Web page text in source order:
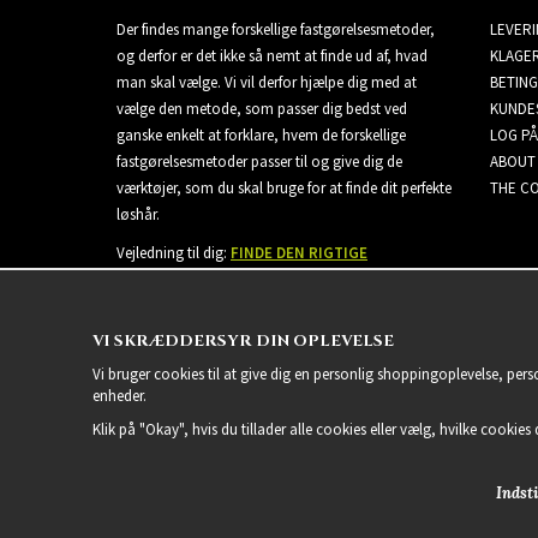
Der findes mange forskellige fastgørelsesmetoder,
og derfor er det ikke så nemt at finde ud af, hvad
man skal vælge. Vi vil derfor hjælpe dig med at
vælge den metode, som passer dig bedst ved
ganske enkelt at forklare, hvem de forskellige
fastgørelsesmetoder passer til og give dig de
værktøjer, som du skal bruge for at finde dit perfekte
løshår.
Vejledning til dig: FINDE DEN RIGTIGE
LOG PÅ
THE
VI SKRÆDDERSYR DIN OPLEVELSE
Vi bruger cookies til at give dig en personlig shoppingoplevelse,
enheder.
Klik på "Okay", hvis du tillader alle cookies eller vælg, hvilke